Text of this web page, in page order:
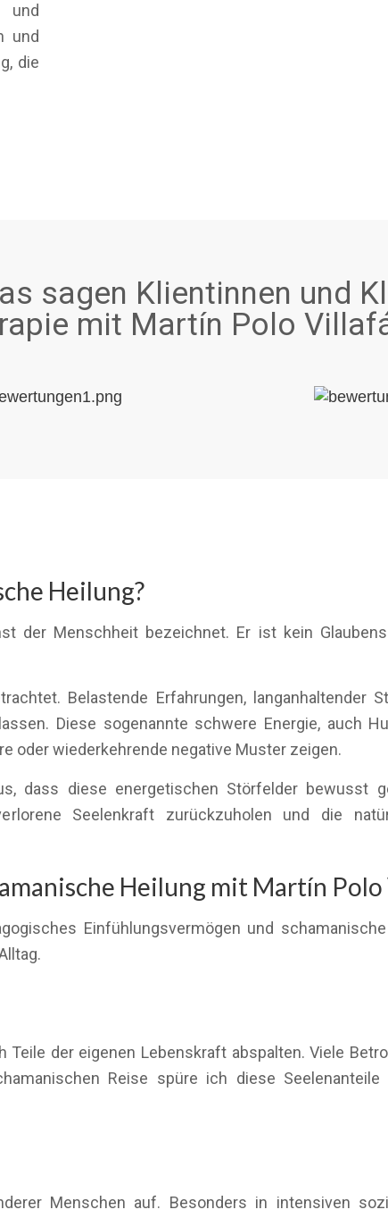
und
und
die
sagen Klientinnen und
mit Martín Polo
Heilung?
der Menschheit bezeichnet. Er ist kein
Belastende Erfahrungen, langanhaltender
Diese sogenannte schwere Energie, auch
oder wiederkehrende negative Muster zeigen.
dass diese energetischen Störfelder bewusst
Seelenkraft zurückzuholen und die
Heilung mit Martín
Einfühlungsvermögen und
der eigenen Lebenskraft abspalten. Viele
Reise spüre ich diese
Menschen auf. Besonders in intensiven